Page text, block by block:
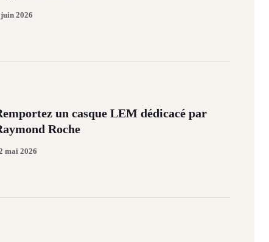
2026
un casque LEM dédicacé par
Roche
mai 2026